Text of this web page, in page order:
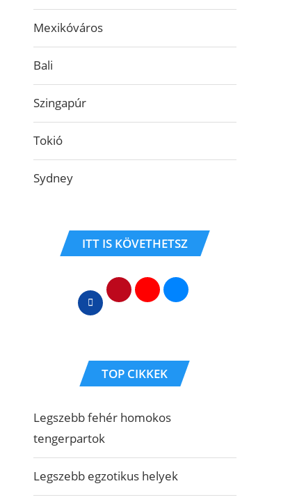
Mexikóváros
Bali
Szingapúr
Tokió
Sydney
ITT IS KÖVETHETSZ
TOP CIKKEK
Legszebb fehér homokos
tengerpartok
Legszebb egzotikus helyek